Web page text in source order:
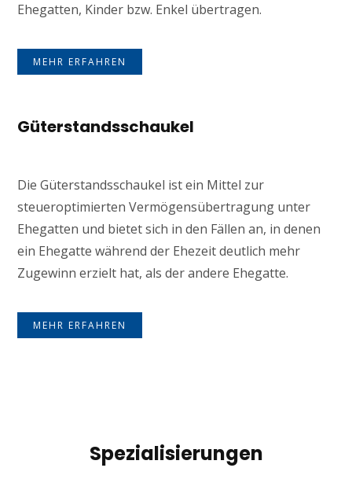
Ehegatten, Kinder bzw. Enkel übertragen.
MEHR ERFAHREN
Güterstandsschaukel
Die Güterstandsschaukel ist ein Mittel zur
steueroptimierten Vermögensübertragung unter
Ehegatten und bietet sich in den Fällen an, in denen
ein Ehegatte während der Ehezeit deutlich mehr
Zugewinn erzielt hat, als der andere Ehegatte.
MEHR ERFAHREN
Spezialisierungen